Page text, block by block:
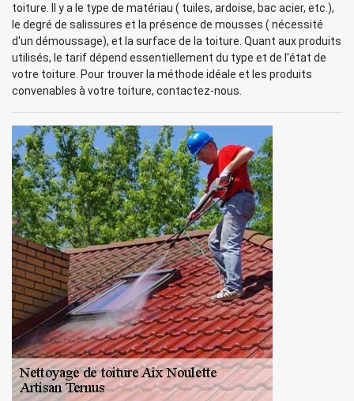
toiture. Il y a le type de matériau ( tuiles, ardoise, bac acier, etc.),
le degré de salissures et la présence de mousses ( nécessité
d'un démoussage), et la surface de la toiture. Quant aux produits
utilisés, le tarif dépend essentiellement du type et de l'état de
votre toiture. Pour trouver la méthode idéale et les produits
convenables à votre toiture, contactez-nous.